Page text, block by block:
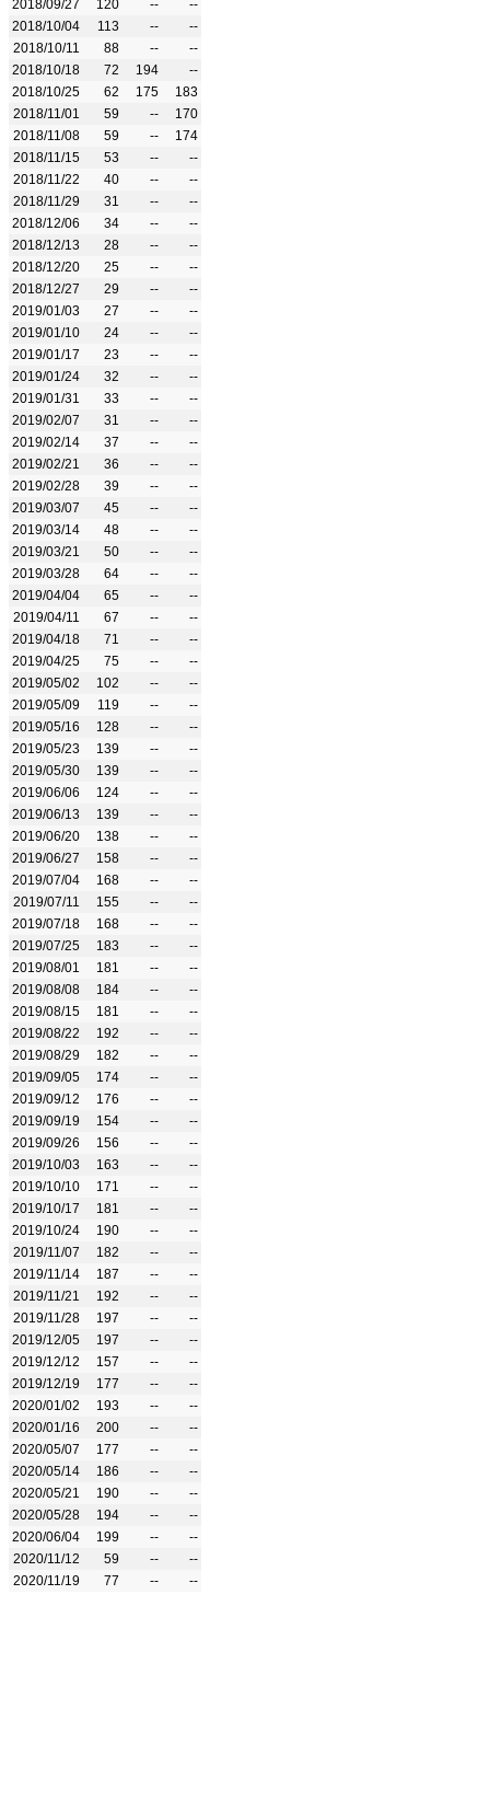
2018/09/27
120 --
--
2018/10/04
113 --
--
2018/10/11
88 --
--
2018/10/18
72 194
--
2018/10/25
62 175
183
2018/11/01
59 --
170
2018/11/08
59 --
174
2018/11/15
53 --
--
2018/11/22
40 --
--
2018/11/29
31 --
--
2018/12/06
34 --
--
2018/12/13
28 --
--
2018/12/20
25 --
--
2018/12/27
29 --
--
2019/01/03
27 --
--
2019/01/10
24 --
--
2019/01/17
23 --
--
2019/01/24
32 --
--
2019/01/31
33 --
--
2019/02/07
31 --
--
2019/02/14
37 --
--
2019/02/21
36 --
--
2019/02/28
39 --
--
2019/03/07
45 --
--
2019/03/14
48 --
--
2019/03/21
50 --
--
2019/03/28
64 --
--
2019/04/04
65 --
--
2019/04/11
67 --
--
2019/04/18
71 --
--
2019/04/25
75 --
--
2019/05/02
102 --
--
2019/05/09
119 --
--
2019/05/16
128 --
--
2019/05/23
139 --
--
2019/05/30
139 --
--
2019/06/06
124 --
--
2019/06/13
139 --
--
2019/06/20
138 --
--
2019/06/27
158 --
--
2019/07/04
168 --
--
2019/07/11
155 --
--
2019/07/18
168 --
--
2019/07/25
183 --
--
2019/08/01
181 --
--
2019/08/08
184 --
--
2019/08/15
181 --
--
2019/08/22
192 --
--
2019/08/29
182 --
--
2019/09/05
174 --
--
2019/09/12
176 --
--
2019/09/19
154 --
--
2019/09/26
156 --
--
2019/10/03
163 --
--
2019/10/10
171 --
--
2019/10/17
181 --
--
2019/10/24
190 --
--
2019/11/07
182 --
--
2019/11/14
187 --
--
2019/11/21
192 --
--
2019/11/28
197 --
--
2019/12/05
197 --
--
2019/12/12
157 --
--
2019/12/19
177 --
--
2020/01/02
193 --
--
2020/01/16
200 --
--
2020/05/07
177 --
--
2020/05/14
186 --
--
2020/05/21
190 --
--
2020/05/28
194 --
--
2020/06/04
199 --
--
2020/11/12
59 --
--
2020/11/19
77 -- --